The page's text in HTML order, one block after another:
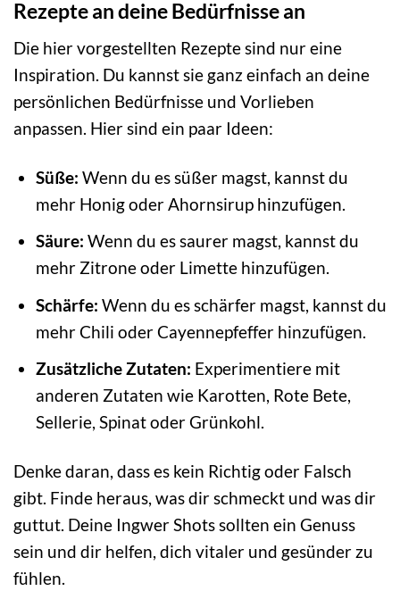
Rezepte an deine Bedürfnisse an
Die hier vorgestellten Rezepte sind nur eine
Inspiration. Du kannst sie ganz einfach an deine
persönlichen Bedürfnisse und Vorlieben
anpassen. Hier sind ein paar Ideen:
Süße: Wenn du es süßer magst, kannst du
mehr Honig oder Ahornsirup hinzufügen.
Säure: Wenn du es saurer magst, kannst du
mehr Zitrone oder Limette hinzufügen.
Schärfe: Wenn du es schärfer magst, kannst du
mehr Chili oder Cayennepfeffer hinzufügen.
Zusätzliche Zutaten: Experimentiere mit
anderen Zutaten wie Karotten, Rote Bete,
Sellerie, Spinat oder Grünkohl.
Denke daran, dass es kein Richtig oder Falsch
gibt. Finde heraus, was dir schmeckt und was dir
guttut. Deine Ingwer Shots sollten ein Genuss
sein und dir helfen, dich vitaler und gesünder zu
fühlen.